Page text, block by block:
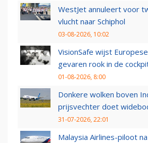
WestJet annuleert voor
vlucht naar Schiphol
03-08-2026, 10:02
VisionSafe wijst
gevaren rook in de
01-08-2026, 8:00
Donkere wolken boven
prijsvechter doet
31-07-2026, 22:01
Malaysia Airlines-piloot